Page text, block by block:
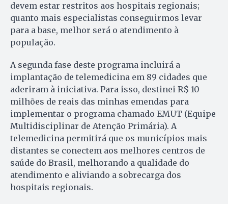
devem estar restritos aos hospitais regionais;
quanto mais especialistas conseguirmos levar
para a base, melhor será o atendimento à
população.
A segunda fase deste programa incluirá a
implantação de telemedicina em 89 cidades que
aderiram à iniciativa. Para isso, destinei R$ 10
milhões de reais das minhas emendas para
implementar o programa chamado EMUT (Equipe
Multidisciplinar de Atenção Primária). A
telemedicina permitirá que os municípios mais
distantes se conectem aos melhores centros de
saúde do Brasil, melhorando a qualidade do
atendimento e aliviando a sobrecarga dos
hospitais regionais.